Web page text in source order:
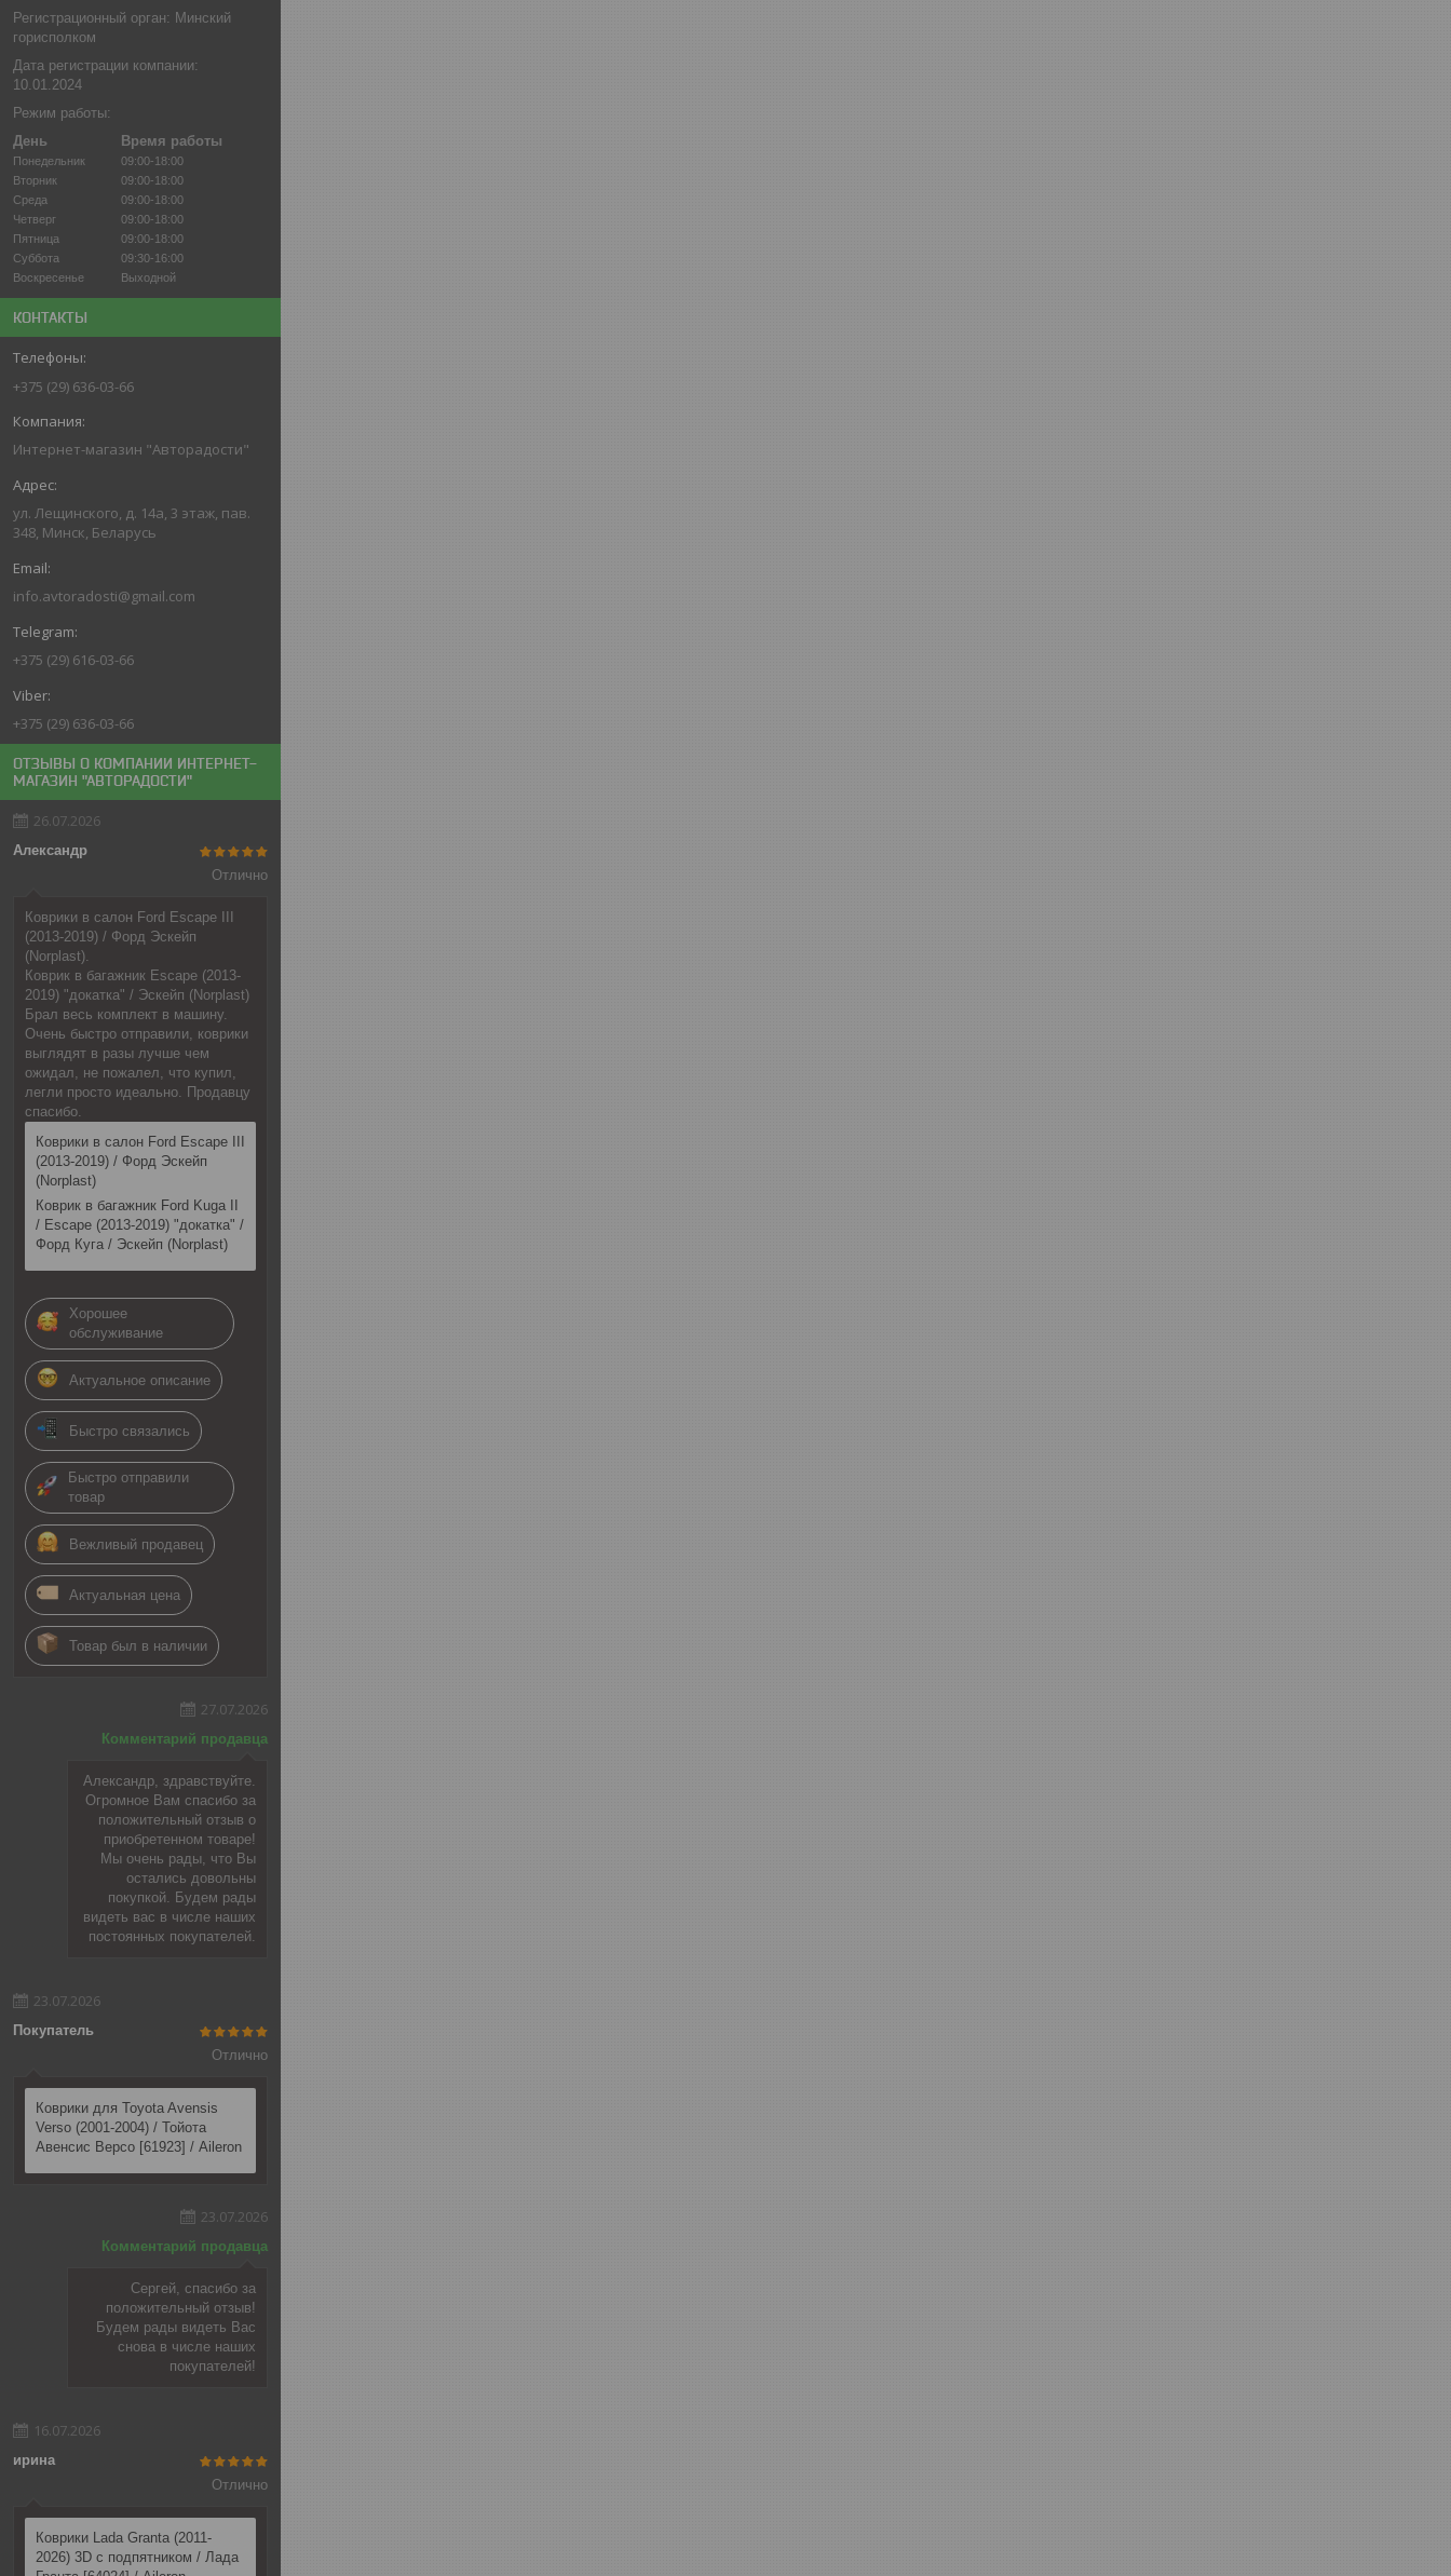
Регистрационный орган: Минский
горисполком
Дата регистрации компании:
10.01.2024
Режим работы:
День
Время работы
Понедельник
09:00-18:00
Вторник
09:00-18:00
Среда
09:00-18:00
Четверг
09:00-18:00
Пятница
09:00-18:00
Суббота
09:30-16:00
Воскресенье
Выходной
КОНТАКТЫ
+375 (29) 636-03-66
Интернет-магазин "Авторадости"
ул. Лещинского, д. 14а, 3 этаж, пав.
348, Минск, Беларусь
info.avtoradosti@gmail.com
+375 (29) 616-03-66
+375 (29) 636-03-66
ОТЗЫВЫ О КОМПАНИИ ИНТЕРНЕТ-
МАГАЗИН "АВТОРАДОСТИ"
26.07.2026
Александр
Отлично
Коврики в салон Ford Escape III
(2013-2019) / Форд Эскейп
(Norplast).
Коврик в багажник Escape (2013-
2019) "докатка" / Эскейп (Norplast)
Брал весь комплект в машину.
Очень быстро отправили, коврики
выглядят в разы лучше чем
ожидал, не пожалел, что купил,
легли просто идеально. Продавцу
спасибо.
Коврики в салон Ford Escape III
(2013-2019) / Форд Эскейп
(Norplast)
Коврик в багажник Ford Kuga II
/ Escape (2013-2019) "докатка" /
Форд Куга / Эскейп (Norplast)
Хорошее
обслуживание
Актуальное описание
Быстро связались
Быстро отправили
товар
Вежливый продавец
Актуальная цена
Товар был в наличии
27.07.2026
Комментарий продавца
Александр, здравствуйте.
Огромное Вам спасибо за
положительный отзыв о
приобретенном товаре!
Мы очень рады, что Вы
остались довольны
покупкой. Будем рады
видеть вас в числе наших
постоянных покупателей.
23.07.2026
Покупатель
Отлично
Коврики для Toyota Avensis
Verso (2001-2004) / Тойота
Авенсис Версо [61923] / Aileron
23.07.2026
Комментарий продавца
Сергей, спасибо за
положительный отзыв!
Будем рады видеть Вас
снова в числе наших
покупателей!
16.07.2026
ирина
Отлично
Коврики Lada Granta (2011-
2026) 3D c подпятником / Лада